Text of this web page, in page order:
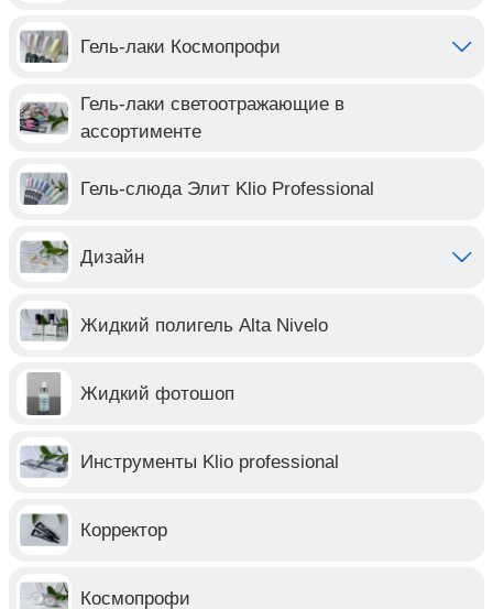
Гель-лаки Космопрофи
Гель-лаки светоотражающие в
ассортименте
Гель-слюда Элит Klio Professional
Дизайн
Жидкий полигель Alta Nivelo
Жидкий фотошоп
Инструменты Klio professional
Корректор
Космопрофи